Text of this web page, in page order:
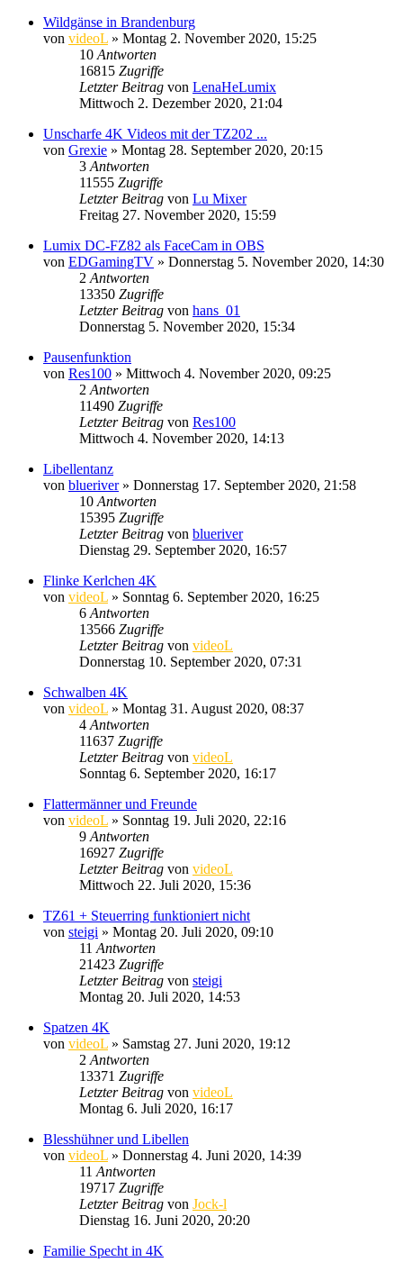
Wildgänse in Brandenburg
von videoL » Montag 2. November 2020, 15:25
10 Antworten
16815 Zugriffe
Letzter Beitrag von LenaHeLumix
Mittwoch 2. Dezember 2020, 21:04
Unscharfe 4K Videos mit der TZ202 ...
von Grexie » Montag 28. September 2020, 20:15
3 Antworten
11555 Zugriffe
Letzter Beitrag von Lu Mixer
Freitag 27. November 2020, 15:59
Lumix DC-FZ82 als FaceCam in OBS
von EDGamingTV » Donnerstag 5. November 2020, 14:30
2 Antworten
13350 Zugriffe
Letzter Beitrag von hans_01
Donnerstag 5. November 2020, 15:34
Pausenfunktion
von Res100 » Mittwoch 4. November 2020, 09:25
2 Antworten
11490 Zugriffe
Letzter Beitrag von Res100
Mittwoch 4. November 2020, 14:13
Libellentanz
von blueriver» Donnerstag 17. September 2020, 21:58
10 Antworten
15395 Zugriffe
Letzter Beitrag von blueriver
Dienstag 29. September 2020, 16:57
Flinke Kerlchen 4K
von videoL » Sonntag 6. September 2020, 16:25
6 Antworten
13566 Zugriffe
Letzter Beitrag von videoL
Donnerstag 10. September 2020, 07:31
Schwalben 4K
von videoL » Montag 31. August 2020, 08:37
4 Antworten
11637 Zugriffe
Letzter Beitrag von videoL
Sonntag 6. September 2020, 16:17
Flattermänner und Freunde
von videoL » Sonntag 19. Juli 2020, 22:16
9 Antworten
16927 Zugriffe
Letzter Beitrag von videoL
Mittwoch 22. Juli 2020, 15:36
TZ61 + Steuerring funktioniert nicht
von steigi » Montag 20. Juli 2020, 09:10
11 Antworten
21423 Zugriffe
Letzter Beitrag von steigi
Montag 20. Juli 2020, 14:53
Spatzen 4K
von videoL » Samstag 27. Juni 2020, 19:12
2 Antworten
13371 Zugriffe
Letzter Beitrag von videoL
Montag 6. Juli 2020, 16:17
Blesshühner und Libellen
von videoL » Donnerstag 4. Juni 2020, 14:39
11 Antworten
19717 Zugriffe
Letzter Beitrag von Jock-l
Dienstag 16. Juni 2020, 20:20
Familie Specht in 4K